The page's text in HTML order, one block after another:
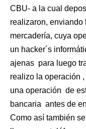
CBU- a la cual
realizaron, enviando
mercadería, cuya
un hacker´s
ajenas para luego
realizo la operación
una operación de
bancaria antes de
Como así también